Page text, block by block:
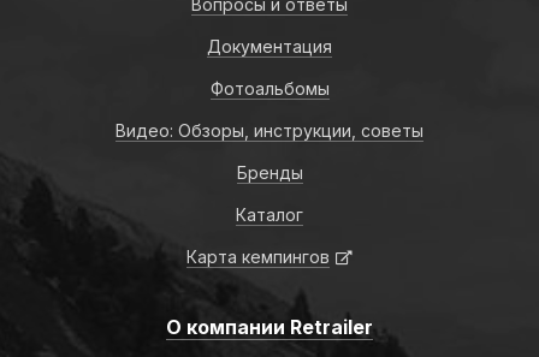
Вопросы и ответы
Документация
Фотоальбомы
Видео: Обзоры, инструкции, советы
Бренды
Каталог
Карта кемпингов
О компании Retrailer